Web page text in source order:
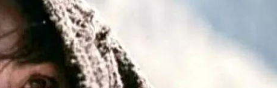
ПРАВОСЪДИЕ
КРИМИ